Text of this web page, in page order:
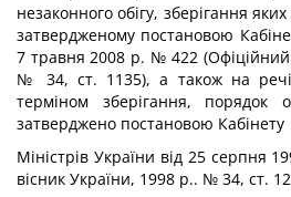
незаконного обігу, зберігання
затвердженому постановою
7 травня 2008 р. № 422 (Офіційний
№ 34, ст. 1135), а також на
терміном зберігання, порядок
затверджено постановою Кабінету
Міністрів України від 25 серпня
вісник України, 1998 р.. № 34, ст.